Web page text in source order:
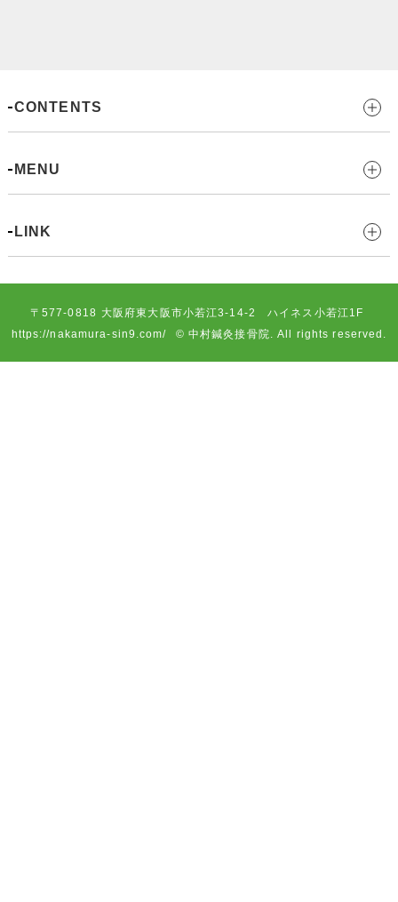
CONTENTS
MENU
LINK
〒577-0818 大阪府東大阪市小若江3-14-2 ハイネス小若江1F
https://nakamura-sin9.com/
© 中村鍼灸接骨院. All rights reserved.